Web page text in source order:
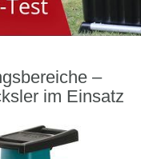
–
im Einsatz